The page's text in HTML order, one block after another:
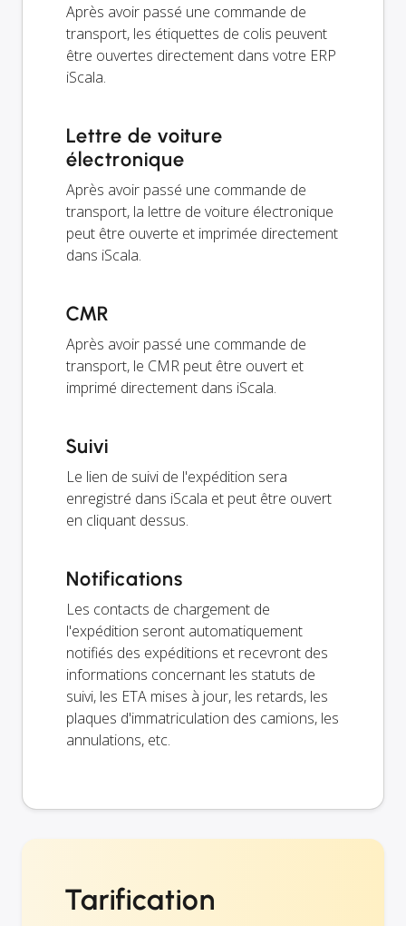
Après avoir passé une commande de
transport, les étiquettes de colis peuvent
être ouvertes directement dans votre ERP
iScala.
Lettre de voiture
électronique
Après avoir passé une commande de
transport, la lettre de voiture électronique
peut être ouverte et imprimée directement
dans iScala.
CMR
Après avoir passé une commande de
transport, le CMR peut être ouvert et
imprimé directement dans iScala.
Suivi
Le lien de suivi de l'expédition sera
enregistré dans iScala et peut être ouvert
en cliquant dessus.
Notifications
Les contacts de chargement de
l'expédition seront automatiquement
notifiés des expéditions et recevront des
informations concernant les statuts de
suivi, les ETA mises à jour, les retards, les
plaques d'immatriculation des camions, les
annulations, etc.
Tarification